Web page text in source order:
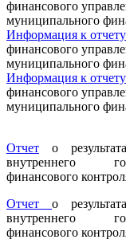
финансового
муниципального
Информация к отчету
финансового
муниципального
Информация к отчету
финансового
муниципального
Отчет о
внутреннего
финансового
Отчет о
внутреннего
финансового